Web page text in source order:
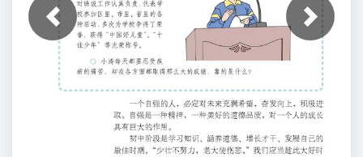
上一张 下一张